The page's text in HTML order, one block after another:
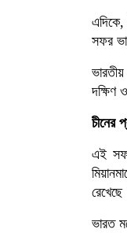
এদিকে,
সফর
দক্ষিণ
চীনের
এই
ভারত